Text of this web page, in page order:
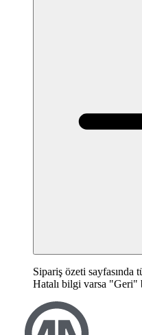
Sipariş özeti
Hatalı bilgi varsa "Geri"